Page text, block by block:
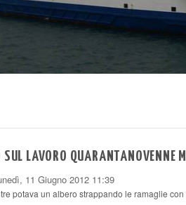
SUL LAVORO QUARANTANOVENNE
11 Giugno 2012 11:39
potava un albero strappando le ramaglie